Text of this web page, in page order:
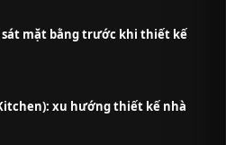
mặt bằng trước khi thiết kế
xu hướng thiết kế nhà